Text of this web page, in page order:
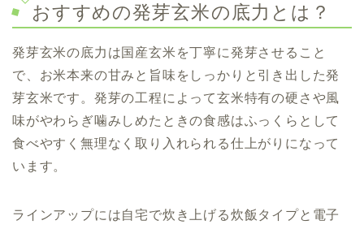
おすすめの発芽玄米の底力とは？
発芽玄米の底力は国産玄米を丁寧に発芽させること
で、お米本来の甘みと旨味をしっかりと引き出した発
芽玄米です。発芽の工程によって玄米特有の硬さや風
味がやわらぎ噛みしめたときの食感はふっくらとして
食べやすく無理なく取り入れられる仕上がりになって
います。
ラインアップには自宅で炊き上げる炊飯タイプと電子